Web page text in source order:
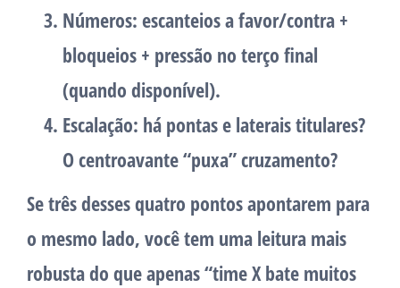
Números: escanteios a favor/contra +
bloqueios + pressão no terço final
(quando disponível).
Escalação: há pontas e laterais titulares?
O centroavante “puxa” cruzamento?
Se três desses quatro pontos apontarem para
o mesmo lado, você tem uma leitura mais
robusta do que apenas “time X bate muitos